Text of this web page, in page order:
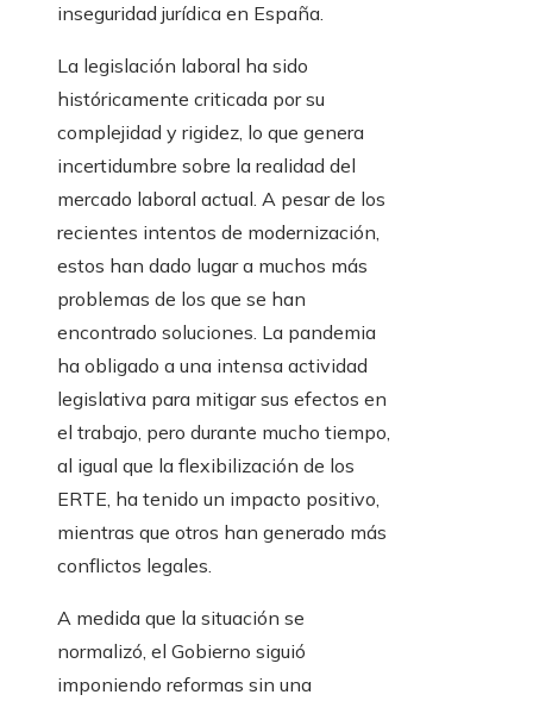
inseguridad jurídica en España.
La legislación laboral ha sido
históricamente criticada por su
complejidad y rigidez, lo que genera
incertidumbre sobre la realidad del
mercado laboral actual. A pesar de los
recientes intentos de modernización,
estos han dado lugar a muchos más
problemas de los que se han
encontrado soluciones. La pandemia
ha obligado a una intensa actividad
legislativa para mitigar sus efectos en
el trabajo, pero durante mucho tiempo,
al igual que la flexibilización de los
ERTE, ha tenido un impacto positivo,
mientras que otros han generado más
conflictos legales.
A medida que la situación se
normalizó, el Gobierno siguió
imponiendo reformas sin una